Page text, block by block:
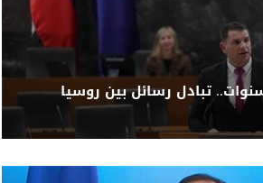
مرة منذ 4 سنوات.. تبادل رسائل بين روسيا